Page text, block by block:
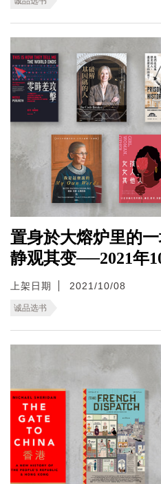
置身於大熔炉里的
静观其变──2021年
上架日期 2021/10/08
诚品选书